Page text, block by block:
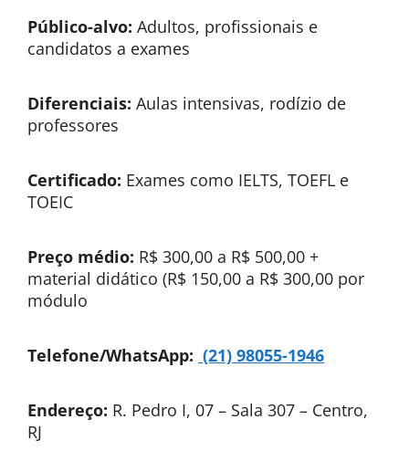
Público-alvo: Adultos, profissionais e
candidatos a exames
Diferenciais: Aulas intensivas, rodízio de
professores
Certificado: Exames como IELTS, TOEFL e
TOEIC
Preço médio: R$ 300,00 a R$ 500,00 +
material didático (R$ 150,00 a R$ 300,00 por
módulo
Telefone/WhatsApp: (21) 98055-1946
Endereço: R. Pedro I, 07 – Sala 307 – Centro,
RJ